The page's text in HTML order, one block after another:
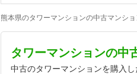
熊本県のタワーマンションの中古マンシ
タワーマンションの中
中古のタワーマンションを購入